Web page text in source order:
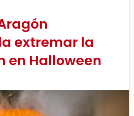
extremar la
en Halloween